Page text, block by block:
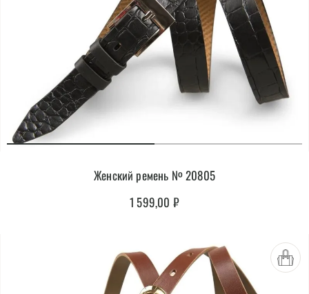
Женский ремень № 20805
1 599,00 ₽